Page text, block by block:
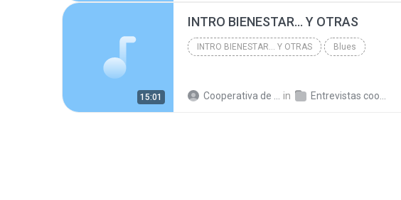
15:01
INTRO BIENESTAR... Y OTRAS
INTRO BIENESTAR... Y OTRAS Blues
Cooperativa de Trabajo C. in Entrevistas cooperativistas